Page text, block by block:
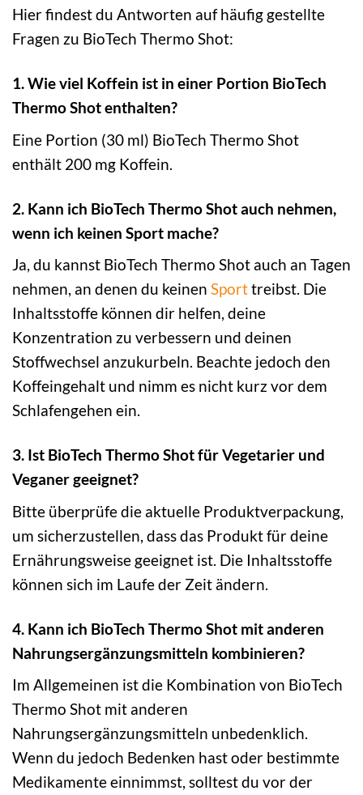
Hier findest du Antworten auf häufig gestellte
Fragen zu BioTech Thermo Shot:
1. Wie viel Koffein ist in einer Portion BioTech
Thermo Shot enthalten?
Eine Portion (30 ml) BioTech Thermo Shot
enthält 200 mg Koffein.
2. Kann ich BioTech Thermo Shot auch nehmen,
wenn ich keinen Sport mache?
Ja, du kannst BioTech Thermo Shot auch an Tagen
nehmen, an denen du keinen Sporttreibst. Die
Inhaltsstoffe können dir helfen, deine
Konzentration zu verbessern und deinen
Stoffwechsel anzukurbeln. Beachte jedoch den
Koffeingehalt und nimm es nicht kurz vor dem
Schlafengehen ein.
3. Ist BioTech Thermo Shot für Vegetarier und
Veganer geeignet?
Bitte überprüfe die aktuelle Produktverpackung,
um sicherzustellen, dass das Produkt für deine
Ernährungsweise geeignet ist. Die Inhaltsstoffe
können sich im Laufe der Zeit ändern.
4. Kann ich BioTech Thermo Shot mit anderen
Nahrungsergänzungsmitteln kombinieren?
Im Allgemeinen ist die Kombination von BioTech
Thermo Shot mit anderen
Nahrungsergänzungsmitteln unbedenklich.
Wenn du jedoch Bedenken hast oder bestimmte
Medikamente einnimmst, solltest du vor der